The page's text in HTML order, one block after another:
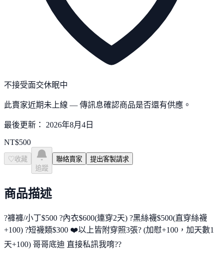
不接受面交休眠中
此賣家近期未上線 — 傳訊息確認商品是否還有供應。
最後更新： 2026年8月4日
NT$500
♡ 收藏
追蹤
聯絡賣家 提出客製請求
商品描述
?褲褲/小丁$500 ?內衣$600(連穿2天) ?黑絲襪$500(直穿絲襪
+100) ?短襪類$300 ❤️以上皆附穿照3張? (加慰+100，加天數1
天+100) 哥哥底迪 直接私訊我唷??